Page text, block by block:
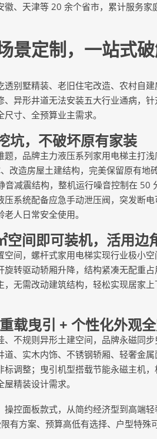
、天津等 20 余个省市，累计服务家
定制，一站式破
别墅精装、老旧住宅改造、农村自建
异形井道无法安装五大行业通病，针
寸、全预算业主需求。
，不破坏原有家装
，品牌主力液压系列家用电梯主打浅
改造房屋土建结构，完美保留原有地
减震结构，整机运行噪音控制在 50
系统配备应急手动泄压阀，突发断
人日常安全使用。
间即可装机，活用边
间，螺杆式家用电梯实现行业极小
转驱动轿厢升降，结构紧凑无配重
无需改动建筑结构，轻松实现居家
曳引 + 个性化外观全
规则异形土建空间，品牌永磁同步
、实木内饰、不锈钢轿厢、轻奢金属
调整；曳引机型搭载节能永磁主机
精装设计需求。
控面板款式，从简约经济型到高端轻
有方案、预算高低有选择、户型特殊可